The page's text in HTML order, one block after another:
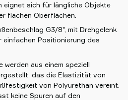
eignet sich für längliche Objekte
flachen Oberflächen.
G3/8", mit Drehgelenk
einfachen Positionierung des
werden aus einem speziell
das die Elastizität von
von Polyurethan vereint.
keine Spuren auf den